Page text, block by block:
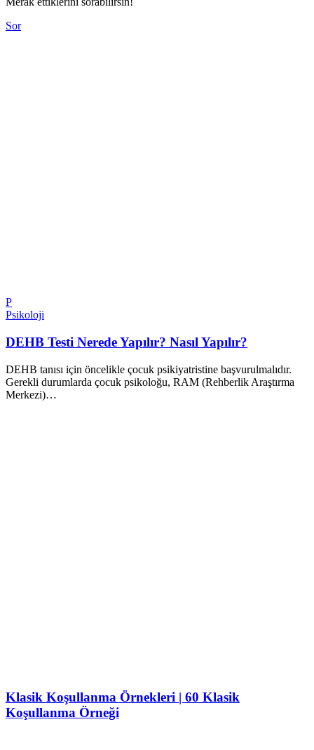
Sor
P
Psikoloji
DEHB Testi Nerede Yapılır? Nasıl Yapılır?
DEHB tanısı için öncelikle çocuk psikiyatristine başvurulmalıdır.
Gerekli durumlarda çocuk psikoloğu, RAM (Rehberlik Araştırma
Merkezi)…
Klasik Koşullanma Örnekleri | 60 Klasik
Koşullanma Örneği